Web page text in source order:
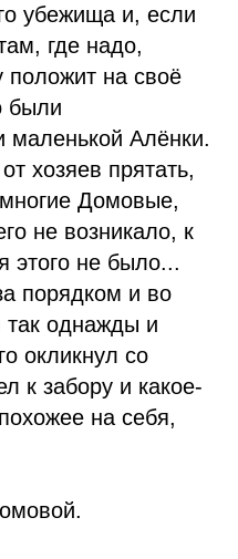
убежища и, если
где надо,
положит на своё
были
маленькой Алёнки.
хозяев прятать,
Домовые,
не возникало, к
этого не было...
порядком и во
однажды и
окликнул со
к забору и какое-
на себя,